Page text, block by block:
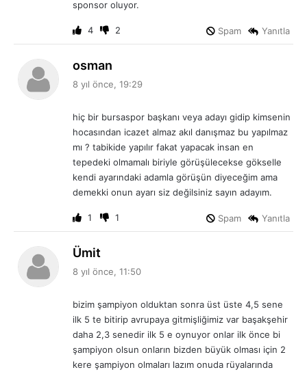
sponsor oluyor.
4 2 Yanıtla
Spam
osman
8 yıl önce, 19:29
hiç bir bursaspor başkanı veya adayı gidip kimsenin
hocasından icazet almaz akıl danışmaz bu yapılmaz
mı ? tabikide yapılır fakat yapacak insan en
tepedeki olmamalı biriyle görüşülecekse gökselle
kendi ayarındaki adamla görüşün diyeceğim ama
demekki onun ayarı siz değilsiniz sayın adayım.
1 1 Yanıtla
Spam
Ümit
8 yıl önce, 11:50
bizim şampiyon olduktan sonra üst üste 4,5 sene
ilk 5 te bitirip avrupaya gitmişliğimiz var başakşehir
daha 2,3 senedir ilk 5 e oynuyor onlar ilk önce bi
şampiyon olsun onların bizden büyük olması için 2
kere şampiyon olmaları lazım onuda rüyalarında